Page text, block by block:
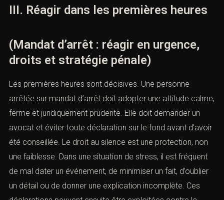
régulièrement informée ? Toutes ces questions orientent
III. Réagir dans les premières heures
(Mandat d’arrêt : réagir en urgence,
droits et stratégie pénale)
arrêtée sur mandat d’arrêt doit adopter une attitude
calme, ferme et juridiquement prudente. Elle doit
demander un avocat et éviter toute déclaration sur le
fond avant d’avoir été conseillée. Le droit au silence est